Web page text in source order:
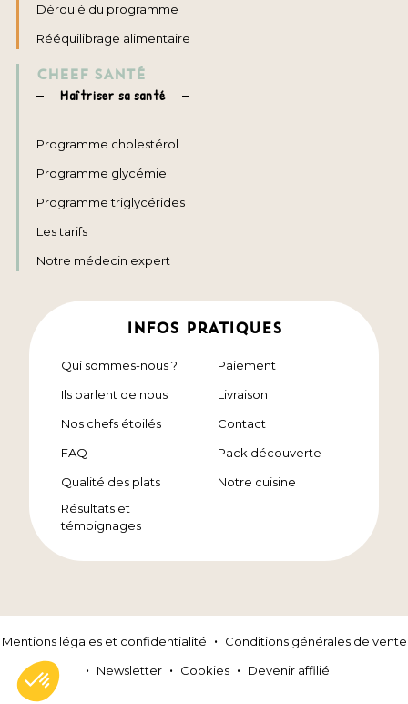
Voir tous nos programmes
Déroulé du programme
Rééquilibrage alimentaire
CHEEF SANTÉ
Maîtriser sa santé
Programme cholestérol
Programme glycémie
Programme triglycérides
Les tarifs
Notre médecin expert
INFOS PRATIQUES
Qui sommes-nous ?
Ils parlent de nous
Nos chefs étoilés
FAQ
Qualité des plats
Résultats et
témoignages
Paiement
Livraison
Contact
Pack découverte
Notre cuisine
Mentions légales et confidentialité
Conditions générales de vente
Newsletter
Cookies Devenir affilié